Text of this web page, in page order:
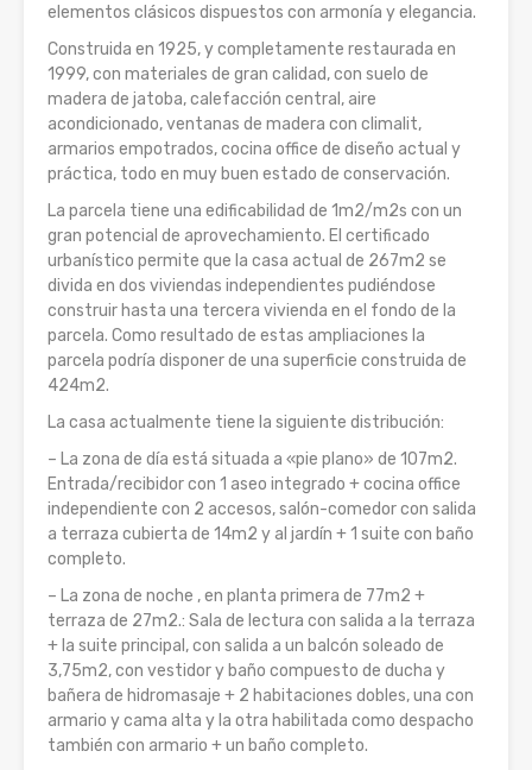
elementos clásicos dispuestos con armonía y elegancia.
Construida en 1925, y completamente restaurada en
1999, con materiales de gran calidad, con suelo de
madera de jatoba, calefacción central, aire
acondicionado, ventanas de madera con climalit,
armarios empotrados, cocina office de diseño actual y
práctica, todo en muy buen estado de conservación.
La parcela tiene una edificabilidad de 1m2/m2s con un
gran potencial de aprovechamiento. El certificado
urbanístico permite que la casa actual de 267m2 se
divida en dos viviendas independientes pudiéndose
construir hasta una tercera vivienda en el fondo de la
parcela. Como resultado de estas ampliaciones la
parcela podría disponer de una superficie construida de
424m2.
La casa actualmente tiene la siguiente distribución:
– La zona de día está situada a «pie plano» de 107m2.
Entrada/recibidor con 1 aseo integrado + cocina office
independiente con 2 accesos, salón-comedor con salida
a terraza cubierta de 14m2 y al jardín + 1 suite con baño
completo.
– La zona de noche , en planta primera de 77m2 +
terraza de 27m2.: Sala de lectura con salida a la terraza
+ la suite principal, con salida a un balcón soleado de
3,75m2, con vestidor y baño compuesto de ducha y
bañera de hidromasaje + 2 habitaciones dobles, una con
armario y cama alta y la otra habilitada como despacho
también con armario + un baño completo.